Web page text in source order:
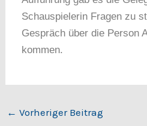
Schauspielerin Fragen zu
Gespräch über die Person
kommen.
← Vorheriger Beitrag